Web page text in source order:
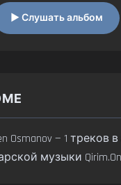
▶ Слушать альбом
Osmanov — 1 треков
музыки